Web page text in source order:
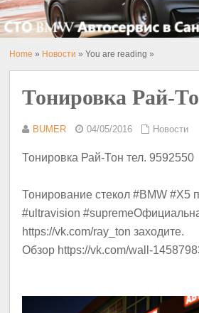
Home » Новости » You are reading »
Тонировка Рай-
BUMER 04/05/2016 Новости
Тонировка Рай-Тон тел. 9592550
Тонирование стекол #BMW #X5
#ultravision
https://vk.com/ray_ton заходите.
Обзор https://vk.com/wall-